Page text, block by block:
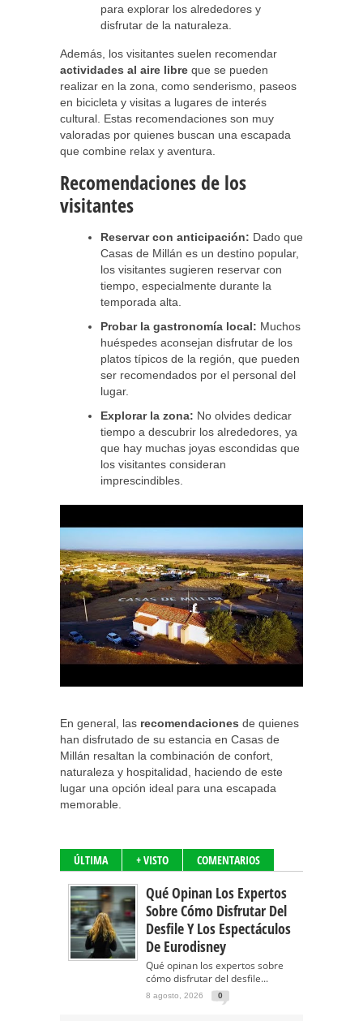
para explorar los alrededores y
disfrutar de la naturaleza.
Además, los visitantes suelen recomendar
actividades al aire libre que se pueden
realizar en la zona, como senderismo, paseos
en bicicleta y visitas a lugares de interés
cultural. Estas recomendaciones son muy
valoradas por quienes buscan una escapada
que combine relax y aventura.
Recomendaciones de los
visitantes
Reservar con anticipación: Dado que
Casas de Millán es un destino popular,
los visitantes sugieren reservar con
tiempo, especialmente durante la
temporada alta.
Probar la gastronomía local: Muchos
huéspedes aconsejan disfrutar de los
platos típicos de la región, que pueden
ser recomendados por el personal del
lugar.
Explorar la zona: No olvides dedicar
tiempo a descubrir los alrededores, ya
que hay muchas joyas escondidas que
los visitantes consideran
imprescindibles.
En general, las recomendaciones de quienes
han disfrutado de su estancia en Casas de
Millán resaltan la combinación de confort,
naturaleza y hospitalidad, haciendo de este
lugar una opción ideal para una escapada
memorable.
ÚLTIMA + VISTO COMENTARIOS
Qué Opinan Los Expertos
Sobre Cómo Disfrutar Del
Desfile Y Los Espectáculos
De Eurodisney
Qué opinan los expertos sobre
cómo disfrutar del desfile...
8 agosto, 2026 0